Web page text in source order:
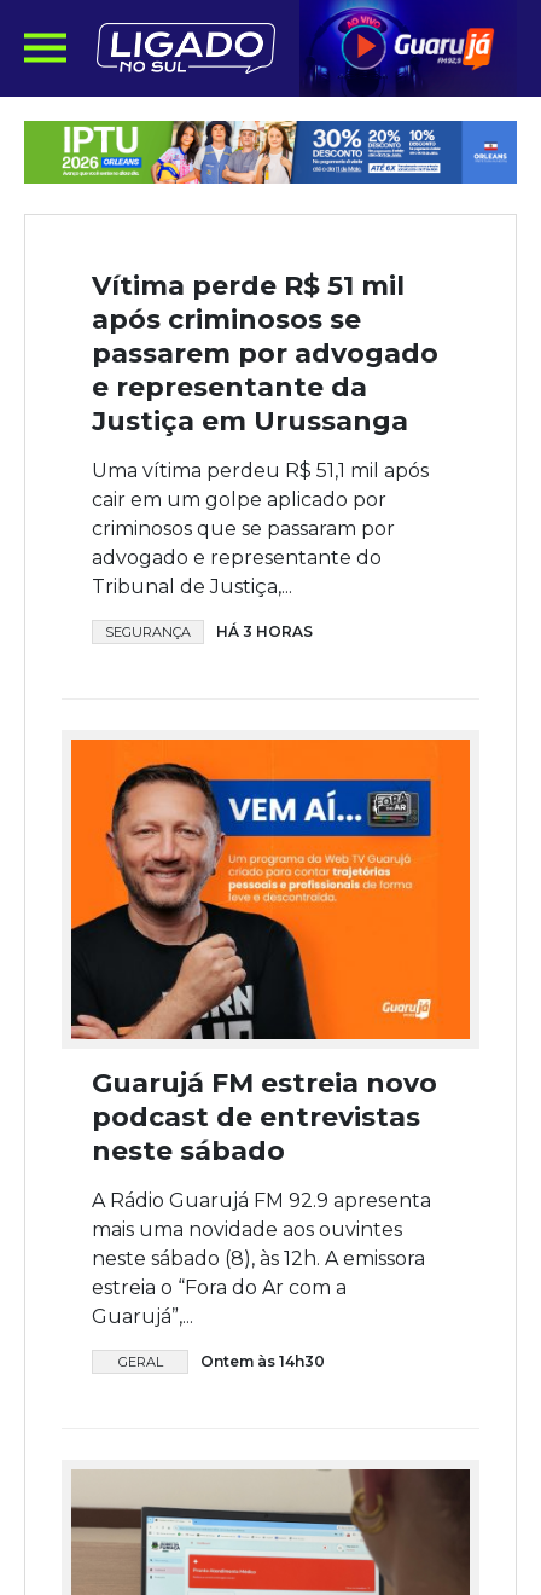
Vítima perde R$ 51 mil
após criminosos se
passarem por advogado
e representante da
Justiça em Urussanga
Uma vítima perdeu R$ 51,1 mil após
cair em um golpe aplicado por
criminosos que se passaram por
advogado e representante do
Tribunal de Justiça,...
SEGURANÇA HÁ 3 HORAS
Guarujá FM estreia novo
podcast de entrevistas
neste sábado
A Rádio Guarujá FM 92.9 apresenta
mais uma novidade aos ouvintes
neste sábado (8), às 12h. A emissora
estreia o “Fora do Ar com a
Guarujá”,...
GERAL Ontem às 14h30